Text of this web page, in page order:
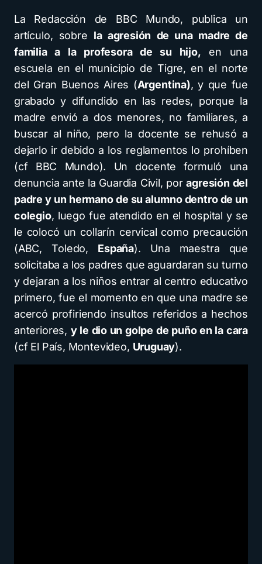
La Redacción de BBC Mundo, publica un
artículo, sobre la agresión de una madre de
familia a la profesora de su hijo, en una
escuela en el municipio de Tigre, en el norte
del Gran Buenos Aires (Argentina), y que fue
grabado y difundido en las redes, porque la
madre envió a dos menores, no familiares, a
buscar al niño, pero la docente se rehusó a
dejarlo ir debido a los reglamentos lo prohíben
(cf BBC Mundo). Un docente formuló una
denuncia ante la Guardia Civil, poragresión del
padre y un hermano de su alumno dentro de un
colegio, luego fue atendido en el hospital y se
le colocó un collarín cervical como precaución
(ABC, Toledo, España). Una maestra que
solicitaba a los padres que aguardaran su turno
y dejaran a los niños entrar al centro educativo
primero, fue el momento en que una madre se
acercó profiriendo insultos referidos a hechos
anteriores, y le dio un golpe de puño en la cara
(cf El País, Montevideo, Uruguay).